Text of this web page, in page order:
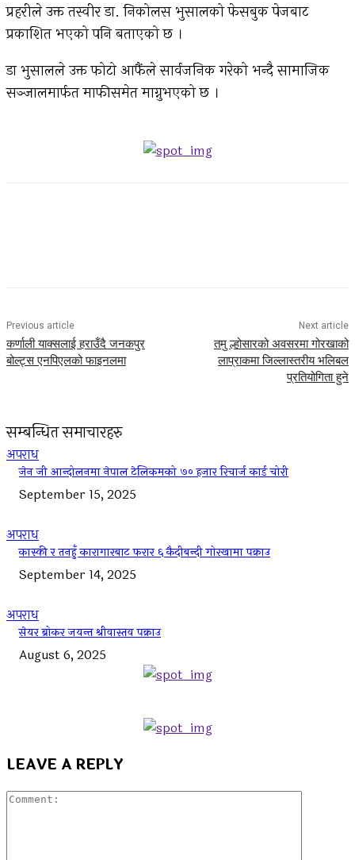
प्रहरीले उक्त तस्वीर डा. निकोलस भुसालको फेसबुक पेजबाट
प्रकाशित भएको पनि बताएको छ ।
डा भुसालले उक्त फोटो आफैंले सार्वजनिक गरेको भन्दै सामाजिक
सञ्जालमार्फत माफीसमेत माग्नुभएको छ ।
Previous article
कर्णाली याक्सलाई हराउँदै जनकपुर
बोल्ट्स एनपिएलको फाइनलमा
Next article
तमु ल्होसारको अवसरमा गोरखाको
लाप्राकमा जिल्लास्तरीय भलिबल
प्रतियोगिता हुने
सम्बन्धित समाचारहरु
अपराध
जेन जी आन्दोलनमा नेपाल टेलिकमको ७० हजार रिचार्ज कार्ड चोरी
September 15, 2025
अपराध
कास्की र तनहुँ कारागारबाट फरार ६ कैदीबन्दी गोरखामा पक्राउ
September 14, 2025
अपराध
सेयर ब्रोकर जयन्त श्रीवास्तव पक्राउ
August 6, 2025
LEAVE A REPLY